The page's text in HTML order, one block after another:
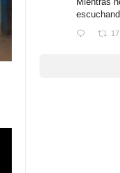
17